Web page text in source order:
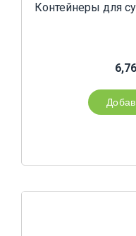
Контейнеры для